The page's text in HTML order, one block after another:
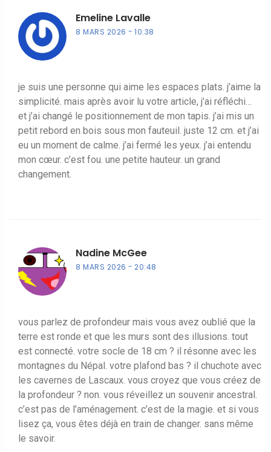
Emeline Lavalle
8 MARS 2026 10:38
je suis une personne qui aime les espaces plats. j’aime la
simplicité. mais après avoir lu votre article, j’ai réfléchi…
et j’ai changé le positionnement de mon tapis. j’ai mis un
petit rebord en bois sous mon fauteuil. juste 12 cm. et j’ai
eu un moment de calme. j’ai fermé les yeux. j’ai entendu
mon cœur. c’est fou. une petite hauteur. un grand
changement.
Nadine McGee
8 MARS 2026 20:48
vous parlez de profondeur mais vous avez oublié que la
terre est ronde et que les murs sont des illusions. tout
est connecté. votre socle de 18 cm ? il résonne avec les
montagnes du Népal. votre plafond bas ? il chuchote avec
les cavernes de Lascaux. vous croyez que vous créez de
la profondeur ? non. vous réveillez un souvenir ancestral.
c’est pas de l’aménagement. c’est de la magie. et si vous
lisez ça, vous êtes déjà en train de changer. sans même
le savoir.